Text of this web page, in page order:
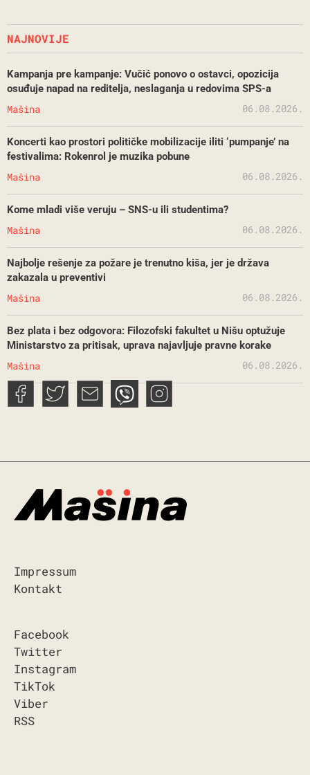
NAJNOVIJE
Kampanja pre kampanje: Vučić ponovo o ostavci, opozicija
osuđuje napad na reditelja, neslaganja u redovima SPS-a
Mašina 06.08.2026.
Koncerti kao prostori političke mobilizacije iliti ‘pumpanje’ na
festivalima: Rokenrol je muzika pobune
Mašina 06.08.2026.
Kome mladi više veruju – SNS-u ili studentima?
Mašina 06.08.2026.
Najbolje rešenje za požare je trenutno kiša, jer je država
zakazala u preventivi
Mašina 06.08.2026.
Bez plata i bez odgovora: Filozofski fakultet u Nišu optužuje
Ministarstvo za pritisak, uprava najavljuje pravne korake
Mašina 06.08.2026.
Impressum
Kontakt
Facebook
Twitter
Instagram
TikTok
Viber
RSS